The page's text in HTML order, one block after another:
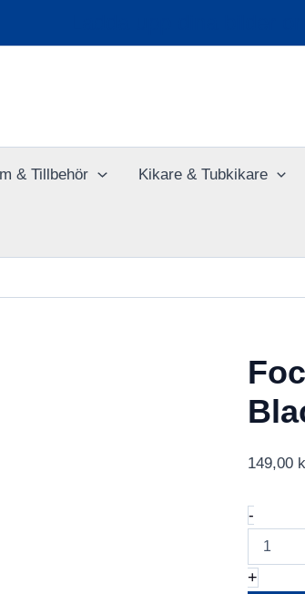
& Tillbehör Kikare & Tubkikare
149,00
-Focus
Eterna
Super
200
10x15
+